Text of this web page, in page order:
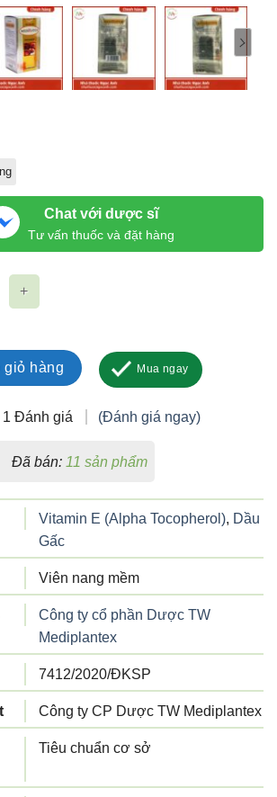
Chat với dược sĩ
Tư vấn thuốc và đặt hàng
1 Đánh giá (Đánh giá ngay)
Đã bán: 11 sản phẩm
Vitamin E (Alpha Tocopherol), Dầu
Gấc
Viên nang mềm
Công ty cổ phần Dược TW
Mediplantex
7412/2020/ĐKSP
Công ty CP Dược TW Mediplantex
Tiêu chuẩn cơ sở
giỏ hàng Mua ngay